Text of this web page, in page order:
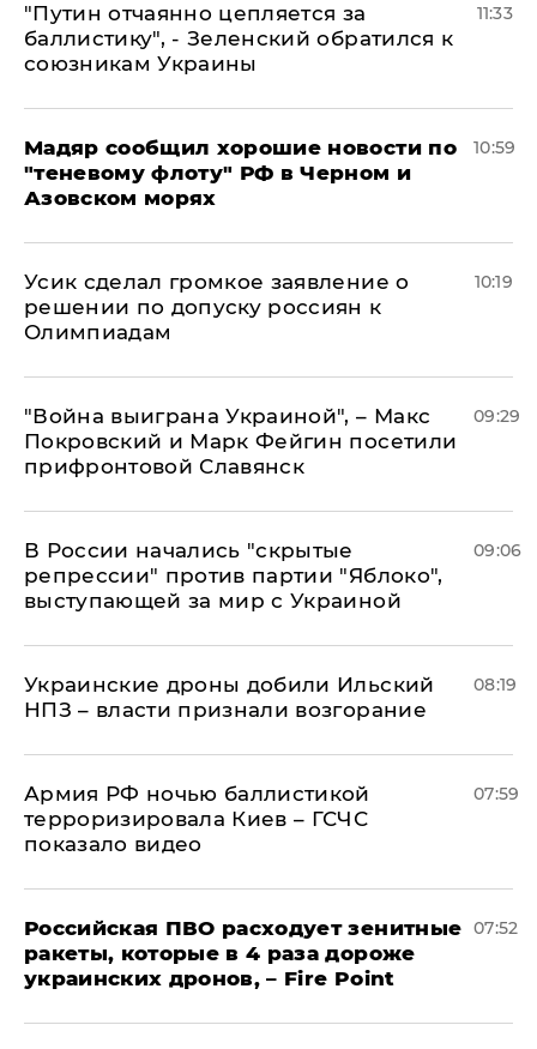
"Путин отчаянно цепляется за
баллистику", - Зеленский обратился к
союзникам Украины
11:33
Мадяр сообщил хорошие новости по
"теневому флоту" РФ в Черном и
Азовском морях
10:59
Усик сделал громкое заявление о
решении по допуску россиян к
Олимпиадам
10:19
"Война выиграна Украиной", – Макс
Покровский и Марк Фейгин посетили
прифронтовой Славянск
09:29
В России начались "скрытые
репрессии" против партии "Яблоко",
выступающей за мир с Украиной
09:06
Украинские дроны добили Ильский
НПЗ – власти признали возгорание
08:19
Армия РФ ночью баллистикой
терроризировала Киев – ГСЧС
показало видео
07:59
Российская ПВО расходует зенитные
ракеты, которые в 4 раза дороже
украинских дронов, – Fire Point
07:52